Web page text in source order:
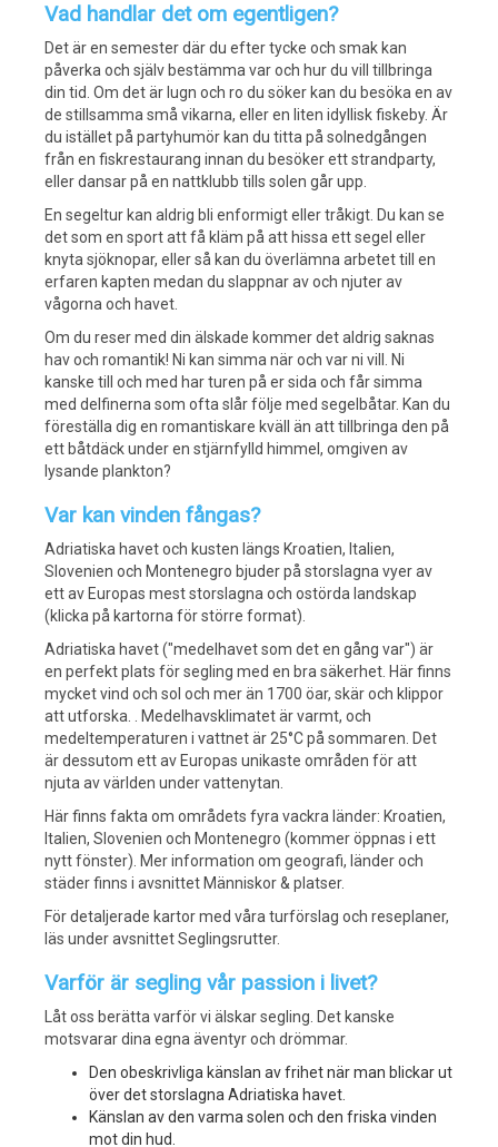
Vad handlar det om egentligen?
Det är en semester där du efter tycke och smak kan
påverka och själv bestämma var och hur du vill tillbringa
din tid. Om det är lugn och ro du söker kan du besöka en av
de stillsamma små vikarna, eller en liten idyllisk fiskeby. Är
du istället på partyhumör kan du titta på solnedgången
från en fiskrestaurang innan du besöker ett strandparty,
eller dansar på en nattklubb tills solen går upp.
En segeltur kan aldrig bli enformigt eller tråkigt. Du kan se
det som en sport att få kläm på att hissa ett segel eller
knyta sjöknopar, eller så kan du överlämna arbetet till en
erfaren kapten medan du slappnar av och njuter av
vågorna och havet.
Om du reser med din älskade kommer det aldrig saknas
hav och romantik! Ni kan simma när och var ni vill. Ni
kanske till och med har turen på er sida och får simma
med delfinerna som ofta slår följe med segelbåtar. Kan du
föreställa dig en romantiskare kväll än att tillbringa den på
ett båtdäck under en stjärnfylld himmel, omgiven av
lysande plankton?
Var kan vinden fångas?
Adriatiska havet och kusten längs Kroatien, Italien,
Slovenien och Montenegro bjuder på storslagna vyer av
ett av Europas mest storslagna och ostörda landskap
(klicka på kartorna för större format).
Adriatiska havet ("medelhavet som det en gång var") är
en perfekt plats för segling med en bra säkerhet. Här finns
mycket vind och sol och mer än 1700 öar, skär och klippor
att utforska. . Medelhavsklimatet är varmt, och
medeltemperaturen i vattnet är 25°C på sommaren. Det
är dessutom ett av Europas unikaste områden för att
njuta av världen under vattenytan.
Här finns fakta om områdets fyra vackra länder: Kroatien,
Italien, Slovenien och Montenegro (kommer öppnas i ett
nytt fönster). Mer information om geografi, länder och
städer finns i avsnittet Människor & platser.
För detaljerade kartor med våra turförslag och reseplaner,
läs under avsnittet Seglingsrutter.
Varför är segling vår passion i livet?
Låt oss berätta varför vi älskar segling. Det kanske
motsvarar dina egna äventyr och drömmar.
Den obeskrivliga känslan av frihet när man blickar ut
över det storslagna Adriatiska havet.
Känslan av den varma solen och den friska vinden
mot din hud.